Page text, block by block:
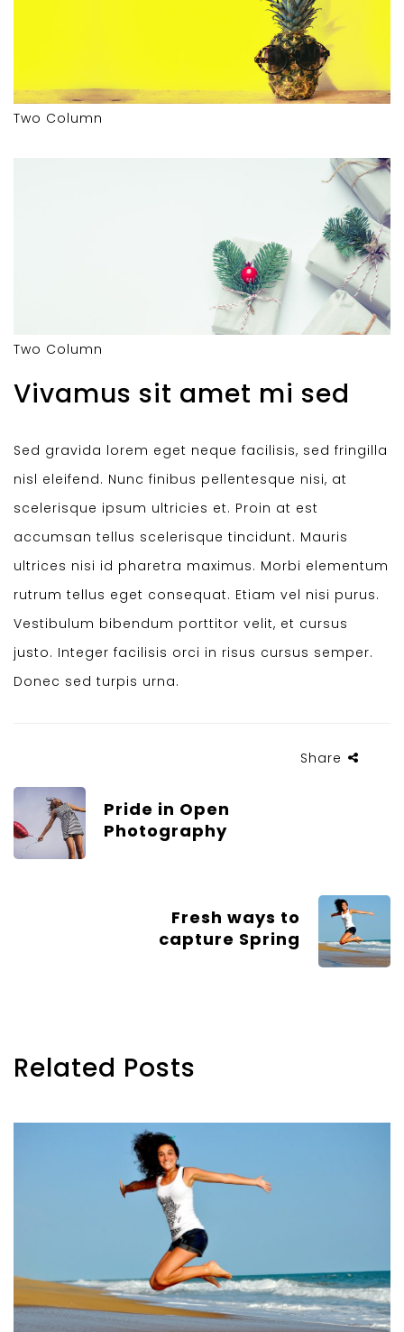
Two Column
Two Column
Vivamus sit amet mi sed
Sed gravida lorem eget neque facilisis, sed fringilla
nisl eleifend. Nunc finibus pellentesque nisi, at
scelerisque ipsum ultricies et. Proin at est
accumsan tellus scelerisque tincidunt. Mauris
ultrices nisi id pharetra maximus. Morbi elementum
rutrum tellus eget consequat. Etiam vel nisi purus.
Vestibulum bibendum porttitor velit, et cursus
justo. Integer facilisis orci in risus cursus semper.
Donec sed turpis urna.
Share
Pride in Open
Photography
Fresh ways to
capture Spring
Related Posts